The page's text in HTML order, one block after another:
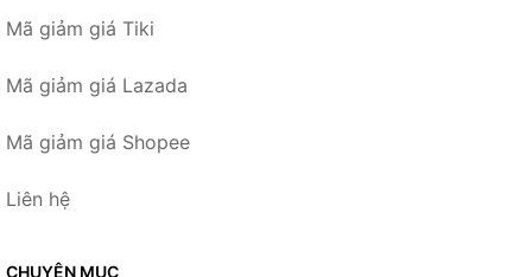
Mã giảm giá Tiki
Mã giảm giá Lazada
Mã giảm giá Shopee
Liên hệ
CHUYÊN MỤC